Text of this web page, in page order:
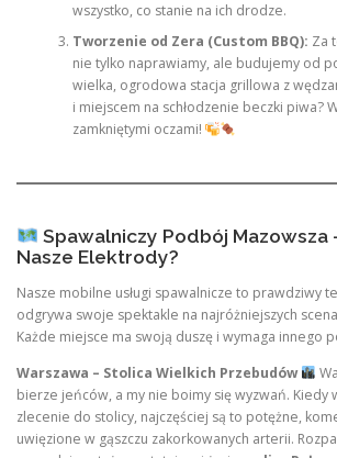
wszystko, co stanie na ich drodze.
Tworzenie od Zera (Custom BBQ): Za
nie tylko naprawiamy, ale budujemy od
wielka, ogrodowa stacja grillowa z
i miejscem na schłodzenie beczki piwa?
zamkniętymi oczami!
Spawalniczy Podbój Mazowsza
Nasze Elektrody?
Nasze mobilne usługi spawalnicze to prawdziwy
odgrywa swoje spektakle na najróżniejszych
Każde miejsce ma swoją duszę i wymaga innego
Warszawa – Stolica Wielkich Przebudów
bierze jeńców, a my nie boimy się wyzwań. Kiedy
zlecenie do stolicy, najczęściej są to potężne,
uwięzione w gąszczu zakorkowanych arterii.